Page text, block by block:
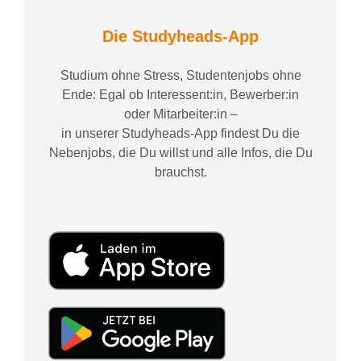
Die Studyheads-App
Studium ohne Stress, Studentenjobs ohne
Ende: Egal ob Interessent:in, Bewerber:in
oder Mitarbeiter:in –
in unserer Studyheads-App findest Du die
Nebenjobs, die Du willst und alle Infos, die Du
brauchst.